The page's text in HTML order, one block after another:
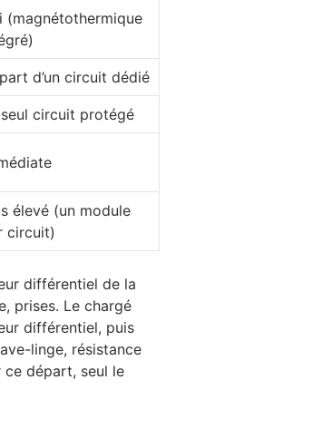
(magnétothermique
d’un circuit dédié
circuit protégé
élevé (un module
circuit)
différentiel de la
prises. Le chargé
différentiel, puis
linge, résistance
ce départ, seul le